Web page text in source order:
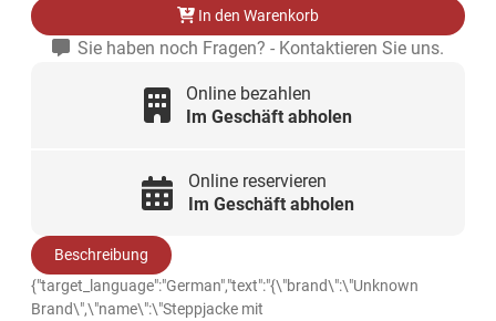
In den Warenkorb
Sie haben noch Fragen? - Kontaktieren Sie uns.
Online bezahlen
Im Geschäft abholen
Online reservieren
Im Geschäft abholen
Beschreibung
{"target_language":"German","text":"{\"brand\":\"Unknown
Brand\",\"name\":\"Steppjacke mit